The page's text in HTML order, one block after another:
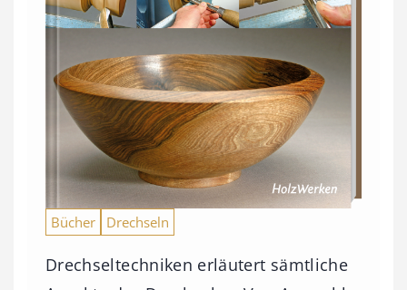
Bücher Drechseln
Drechseltechniken erläutert sämtliche